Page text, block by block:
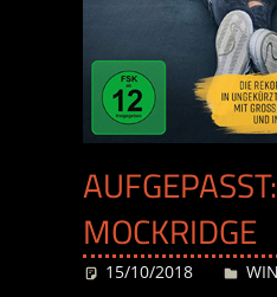
MOCKRIDGE
15/10/2018 WIN